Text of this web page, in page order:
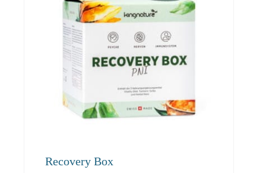
Recovery Box